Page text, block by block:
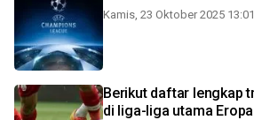
Kamis, 23 Oktober 2025 13:01
Berikut daftar lengkap transfer deadline day
di liga-liga utama Eropa